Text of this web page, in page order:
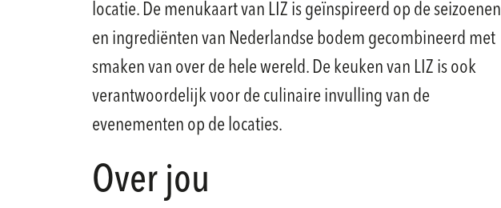
locatie. De menukaart van LIZ is geïnspireerd op de seizoenen
en ingrediënten van Nederlandse bodem gecombineerd met
smaken van over de hele wereld. De keuken van LIZ is ook
verantwoordelijk voor de culinaire invulling van de
evenementen op de locaties.
Over jou